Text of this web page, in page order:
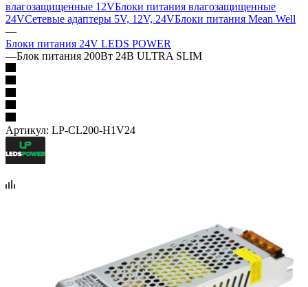
влагозащищенные 12VБлоки питания влагозащищенные
24VСетевые адаптеры 5V, 12V, 24VБлоки питания Mean Well
—
Блоки питания 24V LEDS POWER
—Блок питания 200Вт 24В ULTRA SLIM
Артикул: LP-CL200-H1V24